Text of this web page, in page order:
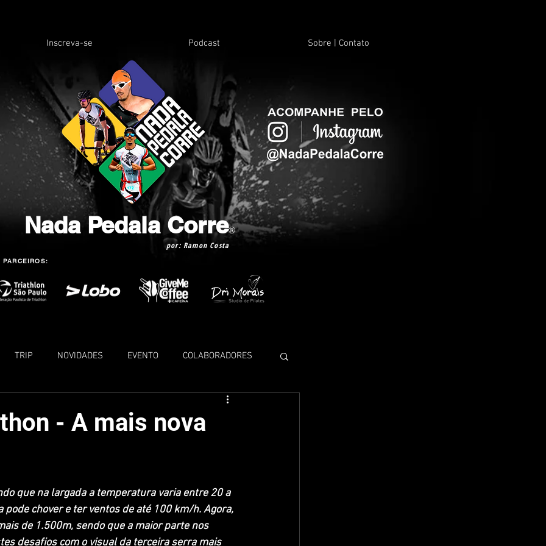
Inscreva-se Podcast Sobre | Contato
Nada Pedala Corre®
por: Ramon Costa
PARCEIROS:
TRIP NOVIDADES EVENTO COLABORADORES
- A mais nova
que na largada a temperatura varia entre 20 a
pode chover e ter ventos de até 100 km/h. Agora,
de 1.500m, sendo que a maior parte nos
desafios com o visual da terceira serra mais